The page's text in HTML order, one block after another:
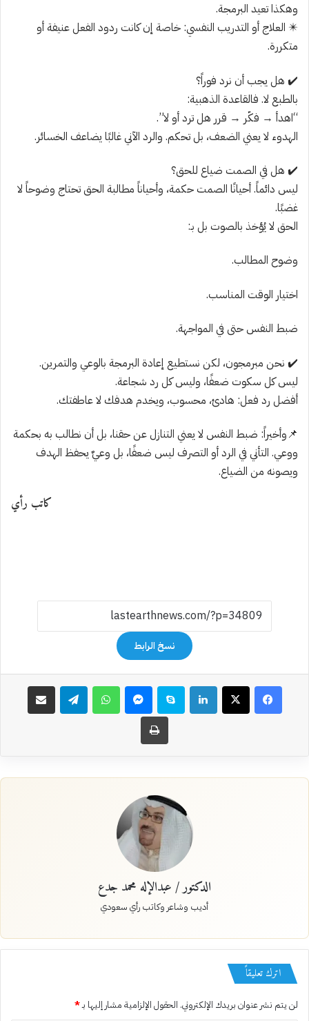
وهكذا تعيد البرمجة.
✴️ العلاج أو التدريب النفسي: خاصة إن كانت ردود الفعل عنيفة أو
متكررة.
✔️ هل يجب أن نرد فوراً؟
بالطبع لا. فالقاعدة الذهبية:
“اهدأ → فكّر → قرر هل ترد أو لا”.
الهدوء لا يعني الضعف، بل تحكم. والرد الآني غالبًا يضاعف الخسائر.
✔️ هل في الصمت ضياع للحق؟
ليس دائماً. أحيانًا الصمت حكمة، وأحياناً مطالبة الحق تحتاج وضوحاً لا
غضبًا.
الحق لا يُؤخذ بالصوت بل بـ:
وضوح المطالب.
اختيار الوقت المناسب.
ضبط النفس حتى في المواجهة.
✔️ نحن مبرمجون، لكن نستطيع إعادة البرمجة بالوعي والتمرين.
ليس كل سكوت ضعفًا، وليس كل رد شجاعة.
أفضل رد فعل: هادئ، محسوب، ويخدم هدفك لا عاطفتك.
📌وأخيراً: ضبط النفس لا يعني التنازل عن حقنا، بل أن نطالب به بحكمة
ووعي. التأني في الرد أو التصرف ليس ضعفًا، بل وعيٌ يحفظ الهدف
ويصونه من الضياع.
كاتب رأي
نسخ الرابط
فيسبوك‫X لينكدإن سكايب ماسنجر واتساب تيلقرام مشاركة عبر البريد
طباعة
الدكتور / عبدالإله محمد جدع
أديب وشاعر وكاتب رأي سعودي
اترك تعليقاً
لن يتم نشر عنوان بريدك الإلكتروني. الحقول الإلزامية مشار إليها بـ*